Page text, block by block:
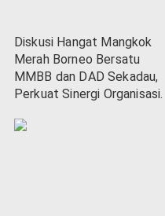
Diskusi Hangat Mangkok
Merah Borneo Bersatu
MMBB dan DAD Sekadau,
Perkuat Sinergi Organisasi.